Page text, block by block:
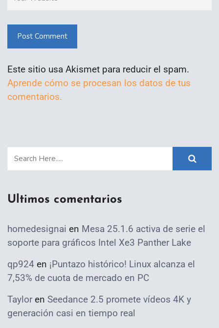
Post Comment
Este sitio usa Akismet para reducir el spam.
Aprende cómo se procesan los datos de tus
comentarios.
Ultimos comentarios
homedesignai en Mesa 25.1.6 activa de serie el
soporte para gráficos Intel Xe3 Panther Lake
qp924 en ¡Puntazo histórico! Linux alcanza el
7,53% de cuota de mercado en PC
Taylor en Seedance 2.5 promete vídeos 4K y
generación casi en tiempo real